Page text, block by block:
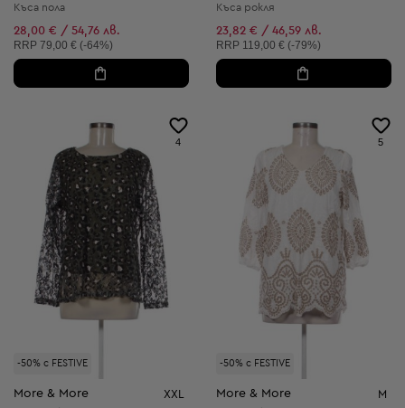
Къса пола
28,00 € / 54,76 лв.
Препоръчителна цена:
RRP 79,00 € (-64%)
Къса рокля
23,82 € / 46,59 лв.
Препоръчителна цена:
RRP 119,00 € (-79%)
-50% с FESTIVE
4
More & More XXL
-50% с FESTIVE
5
More & More M